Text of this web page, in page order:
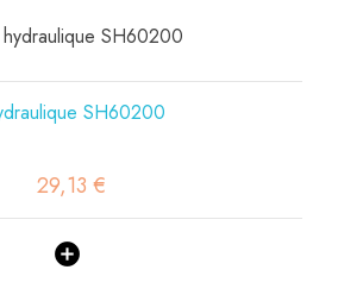
hydraulique SH60200
29,13 €